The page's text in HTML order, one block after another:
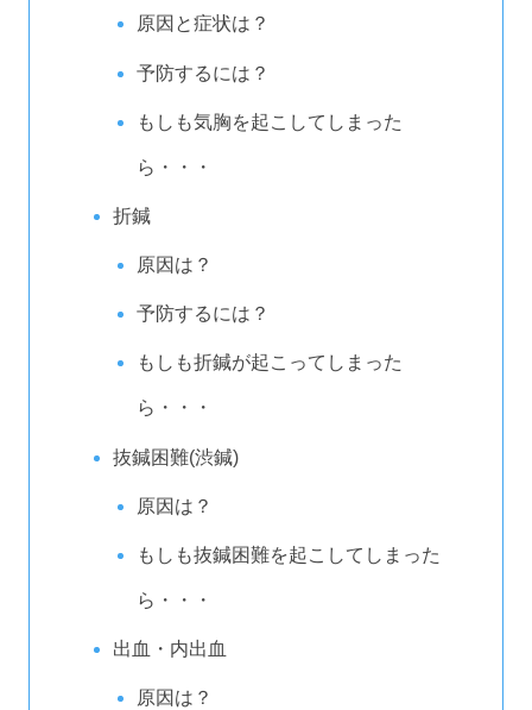
原因と症状は？
予防するには？
もしも気胸を起こしてしまった
ら・・・
折鍼
原因は？
予防するには？
もしも折鍼が起こってしまった
ら・・・
抜鍼困難(渋鍼)
原因は？
もしも抜鍼困難を起こしてしまった
ら・・・
出血・内出血
原因は？